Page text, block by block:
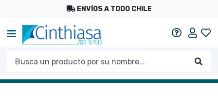
ENVÍOS A TODO CHILE
Mi
Busca un producto por su nombre...